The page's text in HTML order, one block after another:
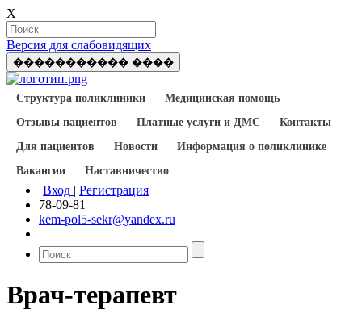
X
Версия для слабовидящих
����������� ����
Структура поликлиники
Медицинская помощь
Отзывы пациентов
Платные услуги и ДМС
Контакты
Для пациентов
Новости
Информация о поликлинике
Вакансии
Наставничество
Вход | Регистрация
78-09-81
kem-pol5-sekr@yandex.ru
Врач-терапевт